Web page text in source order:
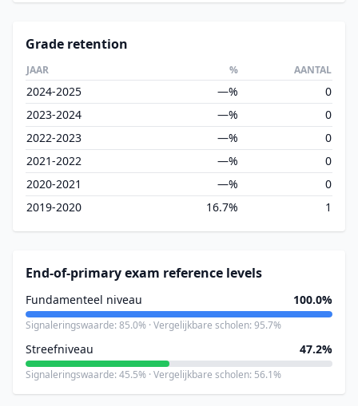
Grade retention
JAAR % AANTAL
2024-2025 —%
0
2023-2024
—%
0
2022-2023
—%
0
2021-2022
—%
0
2020-2021
—%
0
2019-2020
16.7% 1
End-of-primary exam reference levels
Fundamenteel niveau 100.0%
Signaleringswaarde: 85.0% · Vergelijkbare scholen: 95.7%
Streefniveau 47.2%
Signaleringswaarde: 45.5% · Vergelijkbare scholen: 56.1%